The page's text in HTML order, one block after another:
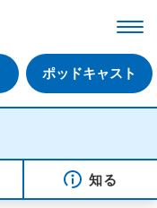
ポッドキャスト
知る